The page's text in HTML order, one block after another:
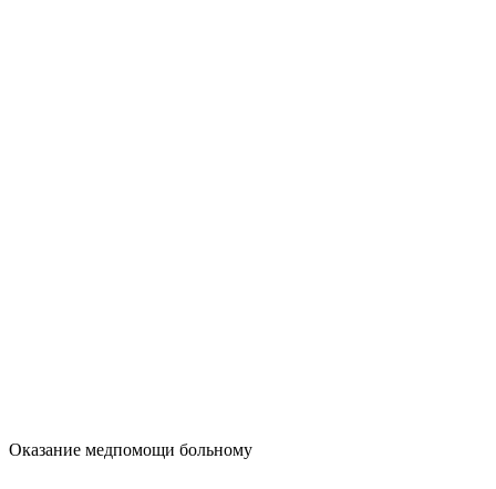
Оказание медпомощи больному